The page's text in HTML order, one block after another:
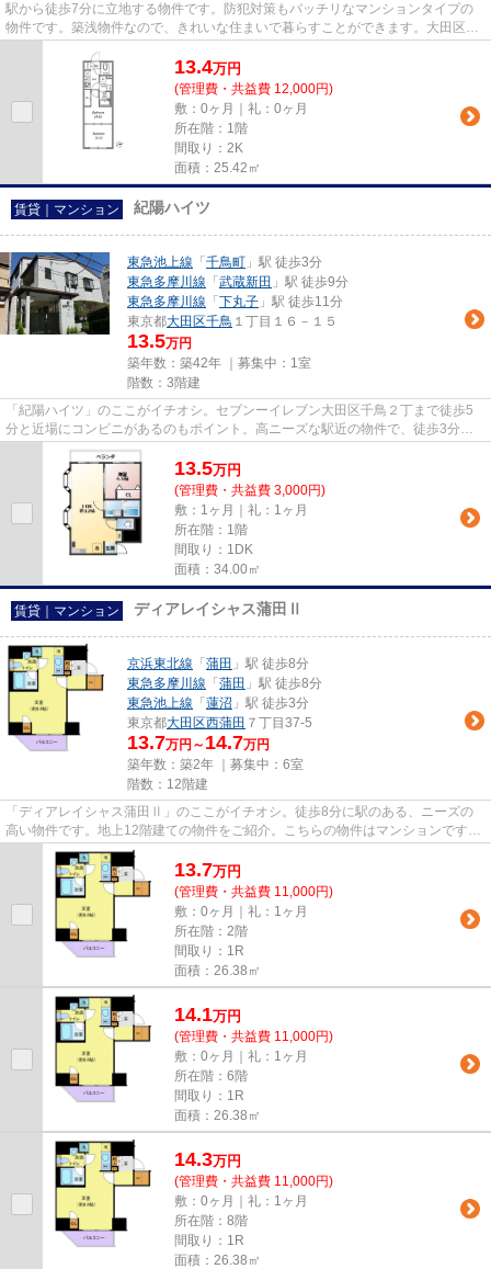
駅から徒歩7分に立地する物件です。防犯対策もバッチリなマンションタイプの
物件です。築浅物件なので、きれいな住まいで暮らすことができます。大田区に
13.4万円
(管理費・共益費 12,000円)
敷：0ヶ月｜礼：0ヶ月
所在階：1階
間取り：2K
面積：25.42㎡
賃貸｜マンション 紀陽ハイツ
東急池上線 「 千鳥町 」駅 徒歩3分
東急多摩川線 「 武蔵新田 」駅 徒歩9分
東急多摩川線 「 下丸子 」駅 徒歩11分
東京都大田区千鳥 １丁目１６－１５
13.5万円
築年数：築42年 ｜募集中： 1室
階数：3階建
「紀陽ハイツ」のここがイチオシ。セブンーイレブン大田区千鳥２丁まで徒歩5
分と近場にコンビニがあるのもポイント。高ニーズな駅近の物件で、徒歩3分で
駅に行くことができます。眺望...
13.5万円
(管理費・共益費 3,000円)
敷：1ヶ月｜礼：1ヶ月
所在階：1階
間取り：1DK
面積：34.00㎡
賃貸｜マンション ディアレイシャス蒲田Ⅱ
京浜東北線 「 蒲田 」駅 徒歩8分
東急多摩川線 「 蒲田 」駅 徒歩8分
東急池上線 「 蓮沼 」駅 徒歩3分
東京都大田区西蒲田 ７丁目37-5
13.7万円～ 14.7万円
築年数：築2年 ｜募集中： 6室
階数：12階建
「ディアレイシャス蒲田Ⅱ」のここがイチオシ。徒歩8分に駅のある、ニーズの
高い物件です。地上12階建ての物件をご紹介。こちらの物件はマンションです。
物件探しのご依頼は03-3733-044...
13.7万円
(管理費・共益費 11,000円)
敷：0ヶ月｜礼：1ヶ月
所在階：2階
間取り：1R
面積：26.38㎡
14.1万円
(管理費・共益費 11,000円)
敷：0ヶ月｜礼：1ヶ月
所在階：6階
間取り：1R
面積：26.38㎡
14.3万円
(管理費・共益費 11,000円)
敷：0ヶ月｜礼：1ヶ月
所在階：8階
間取り：1R
面積：26.38㎡